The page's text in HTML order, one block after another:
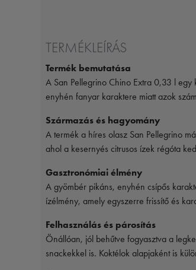
TERMÉKLEÍRÁS
Termék bemutatása
A San Pellegrino Chino Extra 0,33 l egy
enyhén fanyar karaktere miatt azok
Származás és hagyomány
A termék a híres olasz San Pellegrino
ahol a kesernyés citrusos ízek régóta
Gasztronómiai élmény
A gyömbér pikáns, enyhén csípős
ízélmény, amely egyszerre frissítő és
Felhasználás és párosítás
Önállóan, jól behűtve fogyasztva a
snackekkel is. Koktélok alapjaként is